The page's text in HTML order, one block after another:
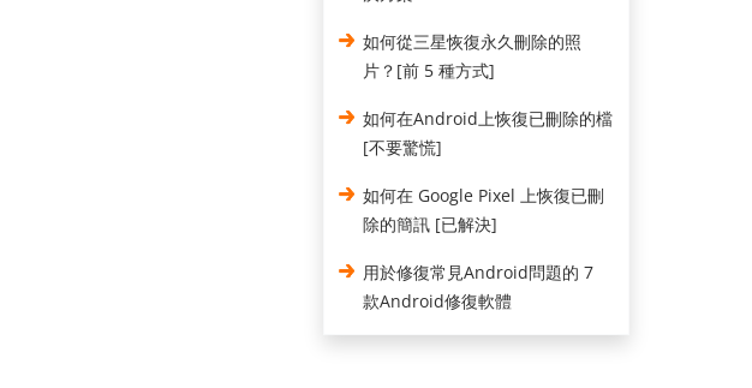
如何從三星恢復永久刪除的照
片？[前 5 種方式]
如何在Android上恢復已刪除的檔
[不要驚慌]
如何在 Google Pixel 上恢復已刪
除的簡訊 [已解決]
用於修復常見Android問題的 7
款Android修復軟體